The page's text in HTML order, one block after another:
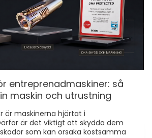
entreprenadmaskiner: så
maskin och utrustning
är maskinerna hjärtat i
är det viktigt att skydda dem
som kan orsaka kostsamma